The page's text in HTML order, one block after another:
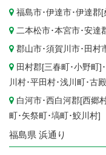
福島市･伊達市･伊達郡[
二本松市･本宮市･安達
郡山市･須賀川市･ 田村
田村郡[三春町 ･小野町 ]
川村･平田村･浅川町 ･古殿
白河市･西白河郡[西郷
町 ･ 矢祭町 ･塙町 ･鮫川村]
福島県 浜通り